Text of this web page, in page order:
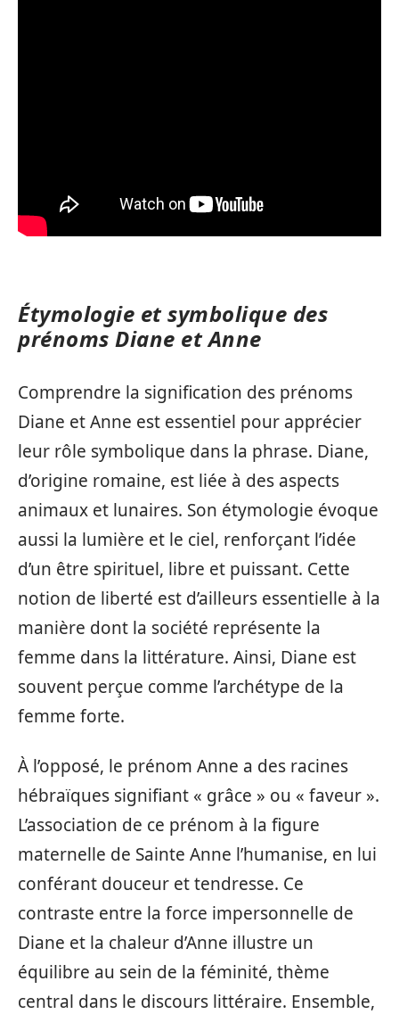
Étymologie et symbolique des
prénoms Diane et Anne
Comprendre la signification des prénoms
Diane et Anne est essentiel pour apprécier
leur rôle symbolique dans la phrase. Diane,
d’origine romaine, est liée à des aspects
animaux et lunaires. Son étymologie évoque
aussi la lumière et le ciel, renforçant l’idée
d’un être spirituel, libre et puissant. Cette
notion de liberté est d’ailleurs essentielle à la
manière dont la société représente la
femme dans la littérature. Ainsi, Diane est
souvent perçue comme l’archétype de la
femme forte.
À l’opposé, le prénom Anne a des racines
hébraïques signifiant « grâce » ou « faveur ».
L’association de ce prénom à la figure
maternelle de Sainte Anne l’humanise, en lui
conférant douceur et tendresse. Ce
contraste entre la force impersonnelle de
Diane et la chaleur d’Anne illustre un
équilibre au sein de la féminité, thème
central dans le discours littéraire. Ensemble,